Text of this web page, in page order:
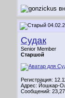
Судак
Senior Member
Старшой
Регистрация:
Адрес: Йошкар-
Сообщений: